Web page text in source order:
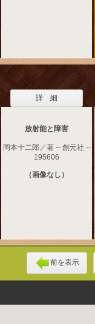
詳 細
放射能と障害
岡本十二郎／著 -- 創元社 --
195606
（画像なし）
前を表示